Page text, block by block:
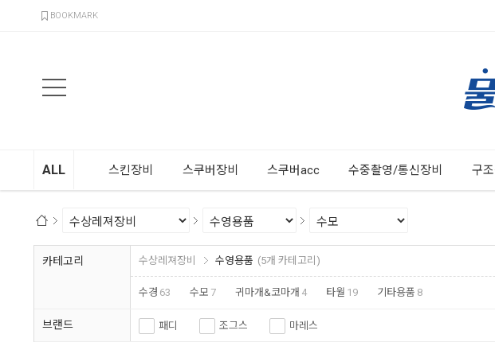
BOOKMARK
ALL 스킨장비 스쿠버장비 스쿠버acc 수중촬영/통신장비 구조
카테고리 수상레져장비 수영용품 (5개 카테고리)
수경 63 수모 7 귀마개&코마개 4 타월 19 기타용품 8
브랜드 패디 조그스 마레스